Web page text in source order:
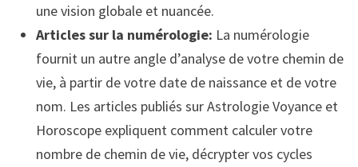
une vision globale et nuancée.
Articles sur la numérologie: La numérologie
fournit un autre angle d’analyse de votre chemin de
vie, à partir de votre date de naissance et de votre
nom. Les articles publiés sur Astrologie Voyance et
Horoscope expliquent comment calculer votre
nombre de chemin de vie, décrypter vos cycles